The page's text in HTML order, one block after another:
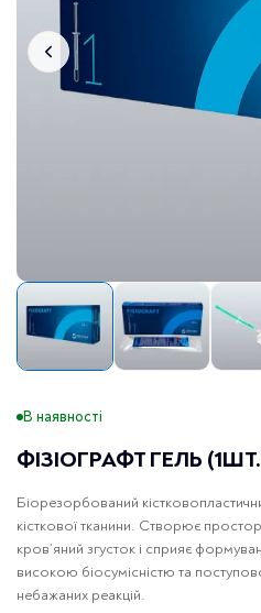
В наявності
ФІЗІОГРАФТ ГЕЛЬ
Біорезорбований
кісткової тканини. Створює
кров’яний згусток і сприяє
високою біосумісністю та
небажаних реакцій.